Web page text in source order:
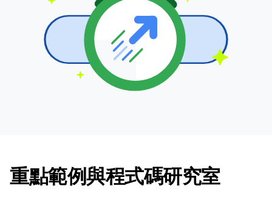
重點範例與程式碼研究室